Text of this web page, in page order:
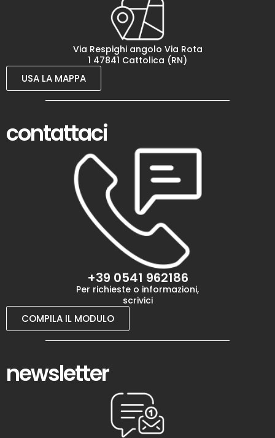
Via Respighi angolo Via Rota
1 47841 Cattolica (RN)
USA LA MAPPA
contattaci
+39 0541 962186
Per richieste o informazioni,
scrivici
COMPILA IL MODULO
newsletter